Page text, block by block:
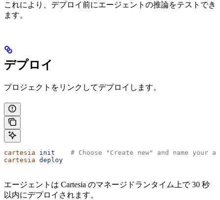
これにより、デプロイ前にエージェントの推論をテストでき
ます。
デプロイ
プロジェクトをリンクしてデプロイします。
cartesia init
# Choose "Create new" and name your
cartesia deploy
エージェントは Cartesia のマネージドランタイム上で 30 秒
以内にデプロイされます。